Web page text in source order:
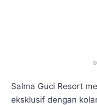
Salma Guci Resort
eksklusif dengan